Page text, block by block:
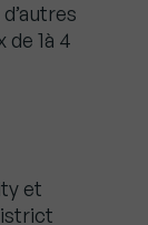
1à 4
et